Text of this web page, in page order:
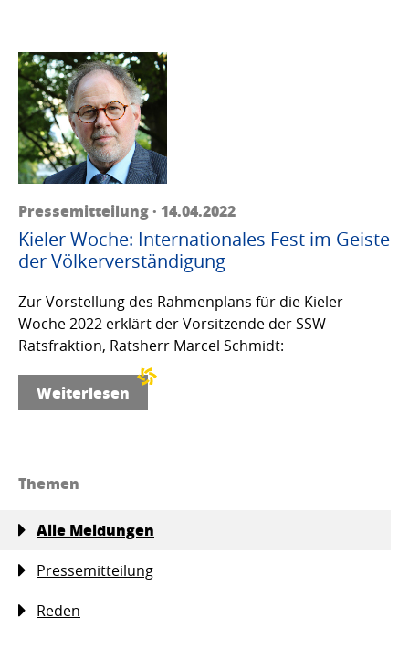
Pressemitteilung · 14.04.2022
Kieler Woche: Internationales Fest im Geiste
der Völkerverständigung
Zur Vorstellung des Rahmenplans für die Kieler
Woche 2022 erklärt der Vorsitzende der SSW-
Ratsfraktion, Ratsherr Marcel Schmidt:
Weiterlesen
Themen
Alle Meldungen
Pressemitteilung
Reden